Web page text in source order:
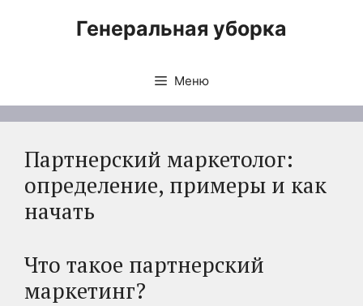
Генеральная уборка
Меню
Партнерский маркетолог:
определение, примеры и как
начать
Что такое партнерский
маркетинг?